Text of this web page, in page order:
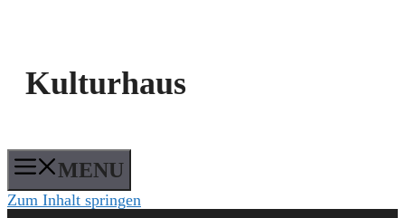
Kulturhaus
MENU
Zum Inhalt springen